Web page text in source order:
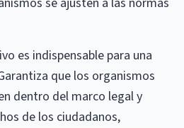
es indispensable para una
que los organismos
dentro del marco legal y
de los ciudadanos,